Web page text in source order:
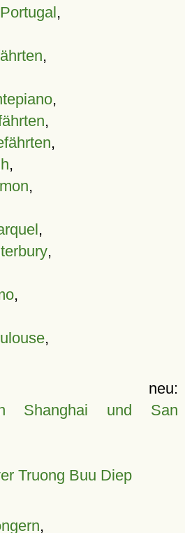
,
,
,
,
,
,
,
,
,
,
,
Shanghai und San
Truong Buu Diep
,